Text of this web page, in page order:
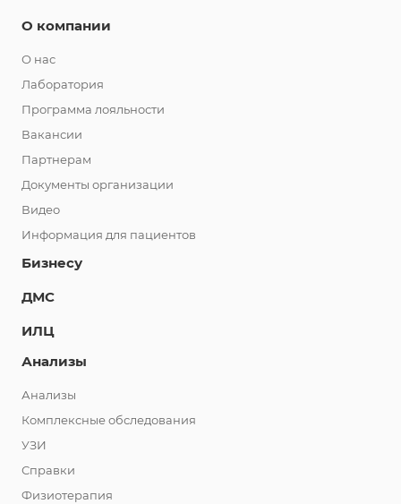
О компании
О нас
Лаборатория
Программа лояльности
Вакансии
Партнерам
Документы организации
Видео
Информация для пациентов
Бизнесу
ДМС
ИЛЦ
Анализы
Анализы
Комплексные обследования
УЗИ
Справки
Физиотерапия